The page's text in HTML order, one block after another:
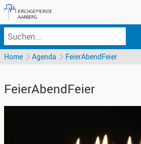
Home Agenda FeierAbendFeier
FeierAbendFeier